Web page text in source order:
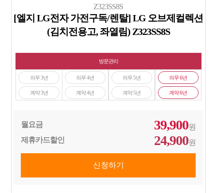
Z323SS8S
[엘지 LG전자 가전구독/렌탈] LG 오브제컬렉션
(김치전용고, 좌열림) Z323SS8S
방문관리
의무 3년
계약 3년
의무 4년
계약 4년
의무 5년
계약 5년
의무 6년
계약 6년
월요금 39,900원
제휴카드할인
24,900원